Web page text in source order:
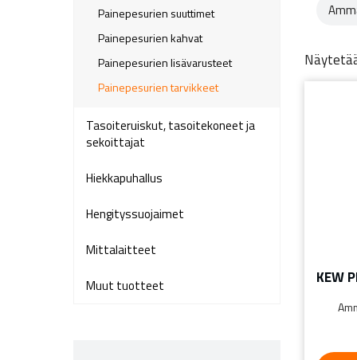
Painepesurien suuttimet
Painepesurien kahvat
Painepesurien lisävarusteet
Painepesurien tarvikkeet
Tasoiteruiskut, tasoitekoneet ja
sekoittajat
Hiekkapuhallus
Hengityssuojaimet
Mittalaitteet
Muut tuotteet
KEW